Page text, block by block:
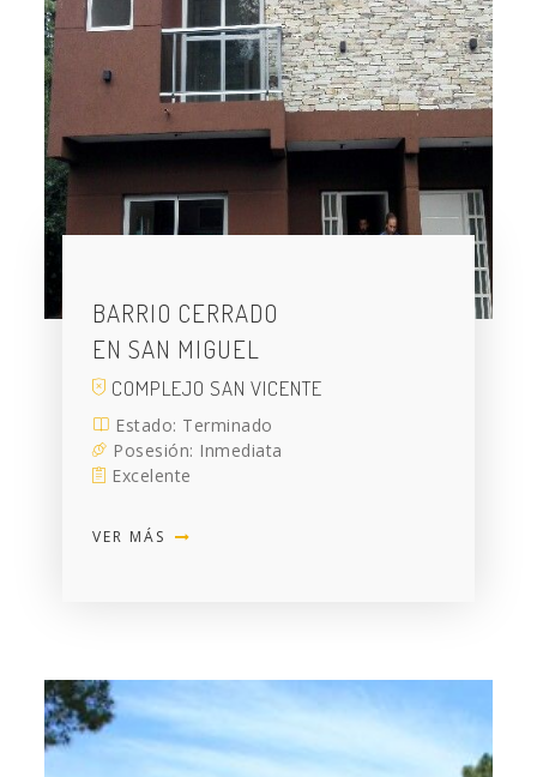
BARRIO CERRADO
EN SAN MIGUEL
COMPLEJO SAN VICENTE
Estado: Terminado
Posesión: Inmediata
Excelente
VER MÁS